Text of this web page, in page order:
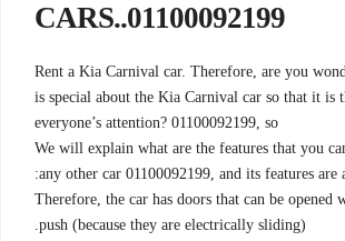
CARS..01100092199
Rent a Kia Carnival car. Therefore, are you
is special about the Kia Carnival car so that it is
everyone’s attention? 01100092199, so
We will explain what are the features that you
any other car 01100092199, and its features are
Therefore, the car has doors that can be opened
push (because they are electrically sliding).